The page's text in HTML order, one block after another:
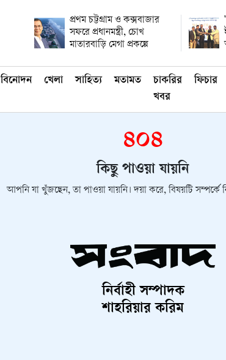
প্রথম চট্টগ্রাম ও কক্সবাজার
সফরে প্রধানমন্ত্রী, চোখ
মাতারবাড়ি মেগা প্রকল্পে
বিনোদন খেলা সাহিত্য মতামত
চাকরির
খবর
ফিচার
৪০৪
কিছু পাওয়া যায়নি
আপনি যা খুঁজছেন, তা পাওয়া যায়নি। দয়া করে, বিষয়টি সম্পর্কে
নির্বাহী সম্পাদক
শাহরিয়ার করিম